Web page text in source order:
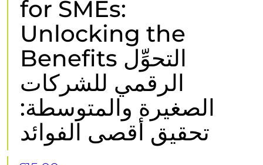
for SMEs:
Unlocking the
Benefits التحوِّل
الرقمي للشركات
الصغيرة والمتوسطة:
تحقيق أقصى الفوائد